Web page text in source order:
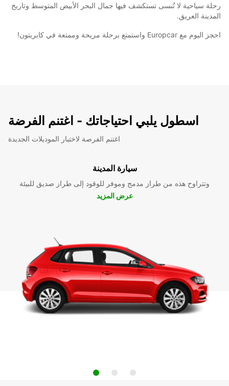
رحلة سياحية لا تُنسى تستكشف فيها جمال البحر الأبيض المتوسط وتاريخ
المدينة العريق.
احجز اليوم مع Europcar واستمتع برحلة مريحة وممتعة في كابريتون!
اسطول يلبي احتياجاتك - اغتنم الفرضة
اغتنم الفرصة لاختبار الموديلات الجديدة
سيارة المدينة
وتتراوح هذه من طراز مدمج وموفر للوقود إلى طراز صديق للبيئة
عرض المزيد